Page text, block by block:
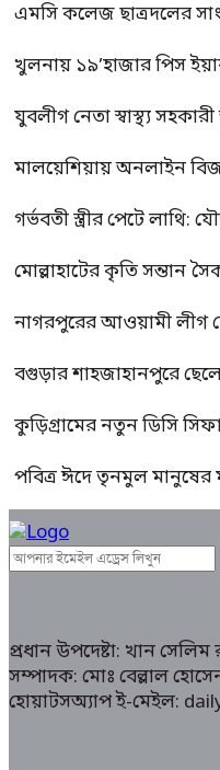
এমসি কলেজ ছাত্রদলের
খুলনায় ১৯’হাজার পিস
যুবলীগ নেতা স্বাস্থ্য
মালয়েশিয়ায় অনলাইন
গর্ভবতী স্ত্রীর পেটে লাথি:
মোল্লাহাটের কৃতি সন্তান
নাগরপুরের আওয়ামী লীগ
বগুড়ার শাহজাহানপুরে
কুড়িগ্রামের নতুন ডিসি
পবিত্র ঈদে তৃনমুল মানুষের
প্রধান উপদেষ্টা: খান
সম্পাদক: মোঃ বেল্লাল
হোয়াটসঅ্যাপ ই-মেইল: